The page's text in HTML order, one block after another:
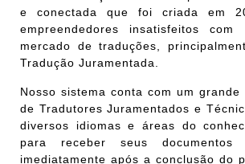
e conectada que foi criada em
empreendedores insatisfeitos
mercado de traduções,
Tradução Juramentada.
Nosso sistema conta com um grande
de Tradutores Juramentados e
diversos idiomas e áreas do
para receber seus documentos
imediatamente após a conclusão do